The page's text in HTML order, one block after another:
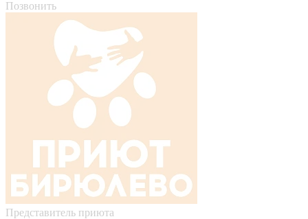
Позвонить
Представитель приюта